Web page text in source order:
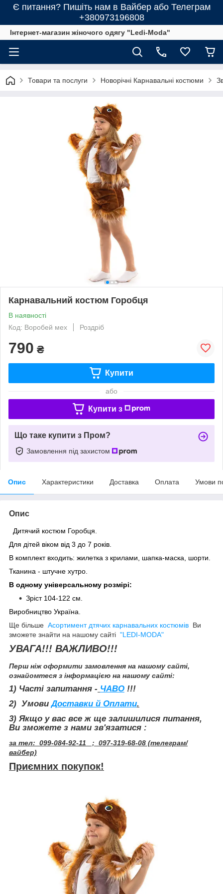
Є питання? Пишіть нам в Вайбер або Телеграм
+380973196808
Інтернет-магазин жіночого одягу "Ledi-Moda"
Товари та послуги Новорічні Карнавальні костюми
Карнавальний костюм Горобця
В наявності
Код: Воробей мех
Роздріб
790 ₴
Купити
або
Купити з
Що таке купити з Пром?
Замовлення під захистом
Опис Характеристики Доставка Оплата Умови
Опис
Дитячий костюм Горобця.
Для дітей віком від 3 до 7 років.
В комплект входить: жилетка з крилами, шапка-маска, шорти.
Тканина - штучне хутро.
В одному універсальному розмірі:
Зріст 104-122 см.
Виробництво Україна.
Ще більше Асортимент дтячих карнавальних костюмів Ви
зможете знайти на нашому сайті "LEDI-MODA"
УВАГА!!! ВАЖЛИВО!!!
Перш ніж оформити замовлення на нашому сайті,
ознайомтеся з інформацією на нашому сайті:
1) Часті запитання - ЧАВО !!!
2) УмовиДоставки й Оплати.
3) Якщо у вас все ж ще залишилися питання,
Ви зможете з нами зв'язатися :
за тел: 099-084-92-11 ; 097-319-68-08 (телеграм/
вайбер)
Приємних покупок!